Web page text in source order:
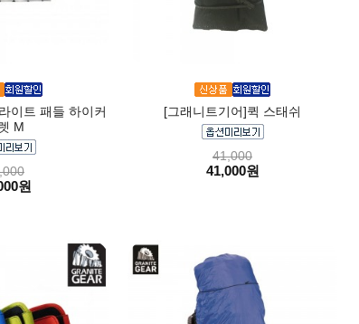
이트 패들 하이커
M
원
[그래니트기어]퀵 스태쉬
41,000
41,000원